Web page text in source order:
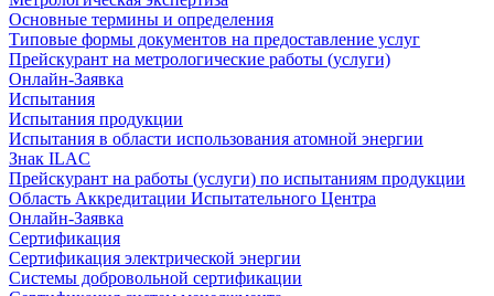
Основные термины и определения
Типовые формы документов на предоставление услуг
Прейскурант на метрологические работы (услуги)
Онлайн-Заявка
Испытания
Испытания продукции
Испытания в области использования атомной энергии
Знак ILAC
Прейскурант на работы (услуги) по испытаниям продукции
Область Аккредитации Испытательного Центра
Онлайн-Заявка
Сертификация
Сертификация электрической энергии
Системы добровольной сертификации